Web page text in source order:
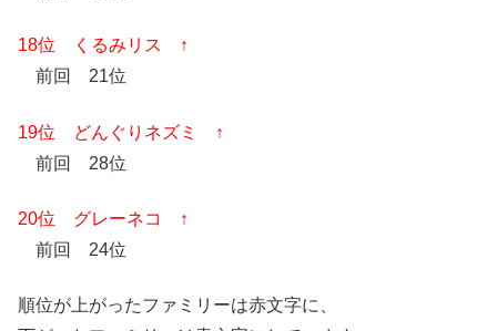
18位 くるみリス ↑
前回 21位
19位 どんぐりネズミ ↑
前回 28位
20位 グレーネコ ↑
前回 24位
順位が上がったファミリーは赤文字に、